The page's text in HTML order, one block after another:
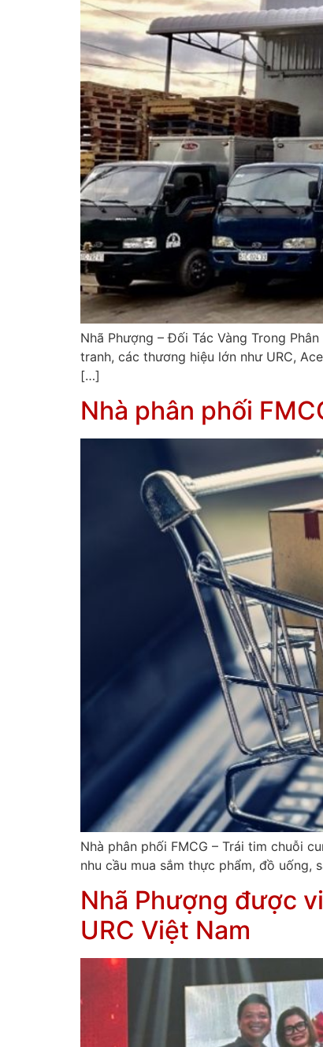
Nhã Phượng – Đối Tác Vàng Trong
tranh, các thương hiệu lớn như URC,
[…]
Nhà phân phối
Nhà phân phối FMCG – Trái tim chuỗi
nhu cầu mua sắm thực phẩm, đồ uống,
Nhã Phượng được
URC Việt Nam